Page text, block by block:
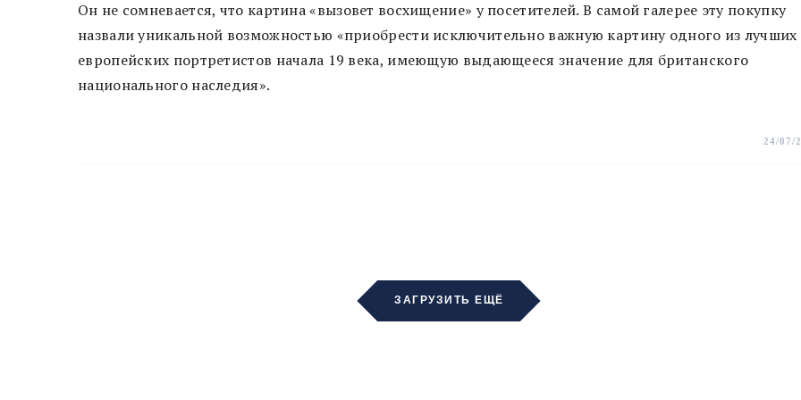
Он не сомневается, что картина «вызовет восхищение» у посетителей. В самой галерее эту покупку
назвали уникальной возможностью «приобрести исключительно важную картину одного из лучших
европейских портретистов начала 19 века, имеющую выдающееся значение для британского
национального наследия».
24/07/
ЗАГРУЗИТЬ ЕЩЁ